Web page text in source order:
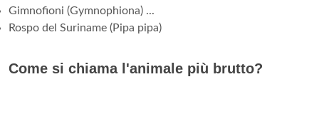
Gimnofioni (Gymnophiona) ...
Rospo del Suriname (Pipa pipa)
Come si chiama l'animale più brutto?